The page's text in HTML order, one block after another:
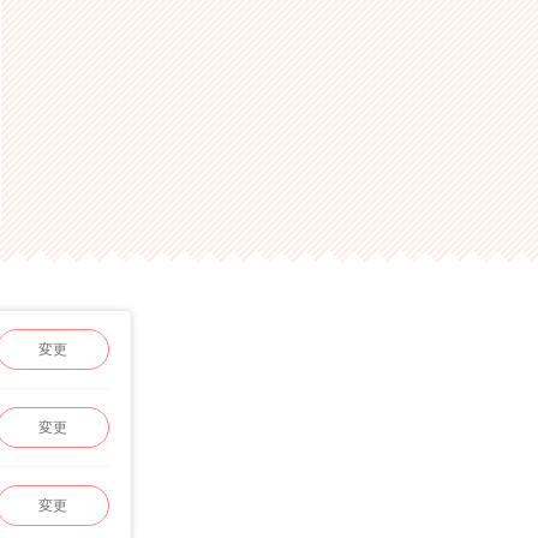
変更
変更
変更